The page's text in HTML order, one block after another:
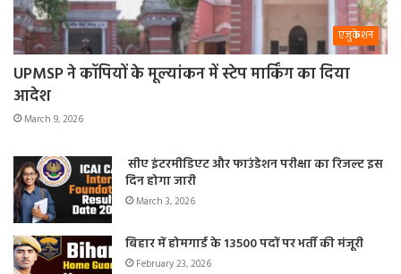
एजुकेशन
UPMSP ने कॉपियों के मूल्यांकन में स्टेप मार्किंग का दिया
आदेश
March 9, 2026
सीए इंटरमीडिएट और फाउंडेशन परीक्षा का रिजल्ट इस
दिन होगा जारी
March 3, 2026
बिहार में होमगार्ड के 13500 पदों पर भर्ती की मंजूरी
February 23, 2026